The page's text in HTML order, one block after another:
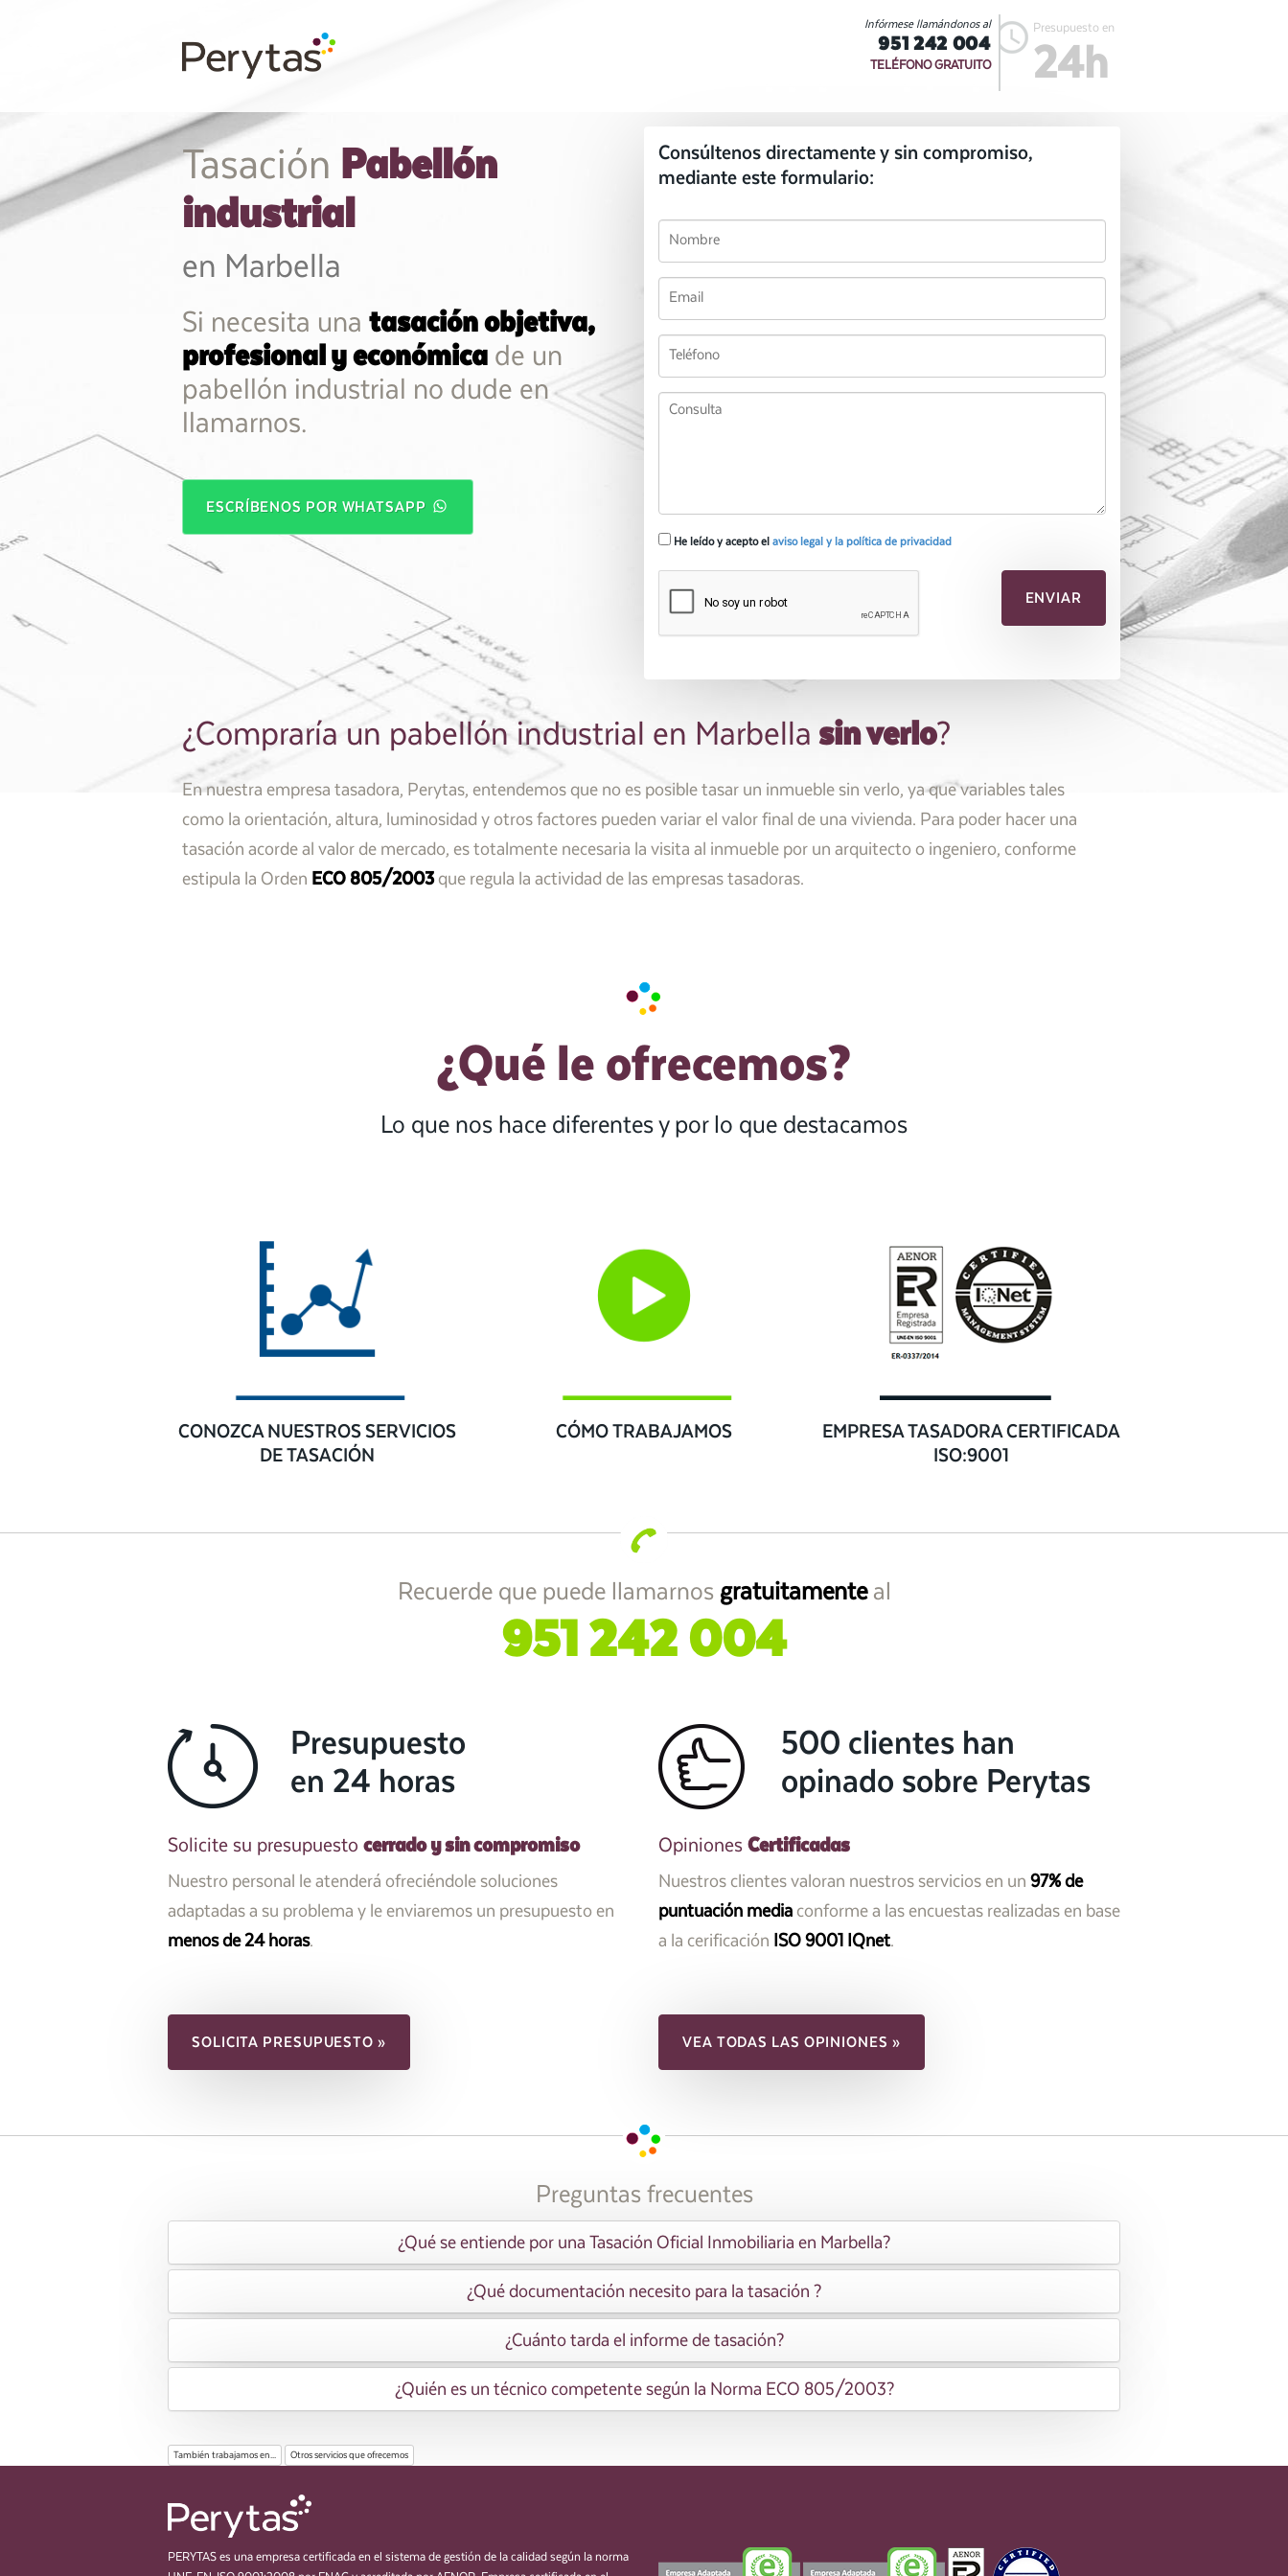
Presupuesto en
24h
Infórmese llamándonos al
951 242 004
TELÉFONO GRATUITO
Tasación Pabellón
industrial
en Marbella
Si necesita una tasación objetiva,
profesional y económica de un
pabellón industrial no dude en
llamarnos.
ESCRÍBENOS POR WHATSAPP
Consúltenos directamente y sin compromiso,
mediante este formulario:
He leído y acepto el aviso legal y la política de privacidad
¿Compraría un pabellón industrial en Marbella sin verlo?
En nuestra empresa tasadora, Perytas, entendemos que no es posible tasar un inmueble sin verlo, ya que variables tales
como la orientación, altura, luminosidad y otros factores pueden variar el valor final de una vivienda. Para poder hacer una
tasación acorde al valor de mercado, es totalmente necesaria la visita al inmueble por un arquitecto o ingeniero, conforme
estipula la Orden ECO 805/2003que regula la actividad de las empresas tasadoras.
¿Qué le ofrecemos?
Lo que nos hace diferentes y por lo que destacamos
CONOZCA NUESTROS SERVICIOS
DE TASACIÓN
CÓMO TRABAJAMOS
EMPRESA TASADORA CERTIFICADA
ISO:9001
Recuerde que puede llamarnos gratuitamenteal
951 242 004
Presupuesto
en 24 horas
Solicite su presupuesto cerrado y sin compromiso
Nuestro personal le atenderá ofreciéndole soluciones
adaptadas a su problema y le enviaremos un presupuesto en
menos de 24 horas.
SOLICITA PRESUPUESTO »
500 clientes han
opinado sobre Perytas
Opiniones Certificadas
Nuestros clientes valoran nuestros servicios en un 97% de
puntuación mediaconforme a las encuestas realizadas en base
a la cerificación ISO 9001 IQnet.
VEA TODAS LAS OPINIONES »
Preguntas frecuentes
¿Qué se entiende por una Tasación Oficial Inmobiliaria en Marbella?
¿Qué documentación necesito para la tasación ?
¿Cuánto tarda el informe de tasación?
¿Quién es un técnico competente según la Norma ECO 805/2003?
También trabajamos en... Otros servicios que ofrecemos
PERYTAS es una empresa certificada en el sistema de gestión de la calidad según la norma